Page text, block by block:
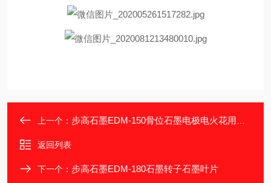
上一个： 步高石墨EDM-150骨位石墨电极电火花用石墨
返回列表
下一个： 步高石墨EDM-180石墨转子石墨叶片